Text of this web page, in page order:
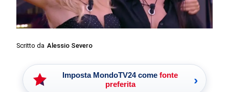
Scritto da Alessio Severo
Imposta MondoTV24 come fonte
preferita
›